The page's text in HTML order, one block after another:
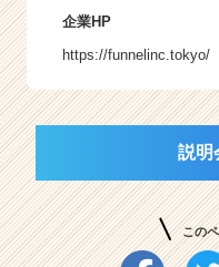
企業HP
https://funnelinc.tokyo/
説明
この